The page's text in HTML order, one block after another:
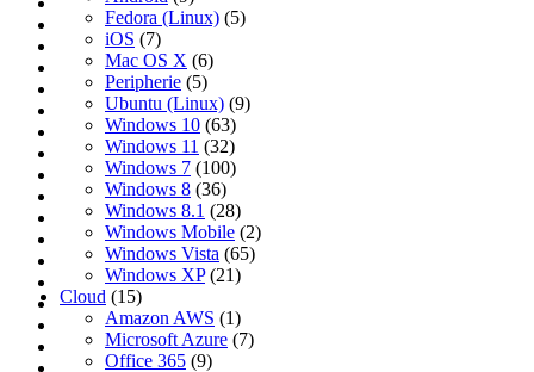
Fedora (Linux) (5)
iOS (7)
Mac OS X (6)
Peripherie (5)
Ubuntu (Linux) (9)
Windows 10 (63)
Windows 11 (32)
Windows 7 (100)
Windows 8 (36)
Windows 8.1 (28)
Windows Mobile (2)
Windows Vista (65)
Windows XP(21)
Cloud (15)
Amazon AWS (1)
Microsoft Azure (7)
Office 365 (9)